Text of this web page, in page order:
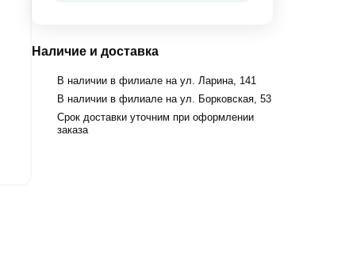
Наличие и доставка
В наличии в филиале на ул. Ларина, 141
В наличии в филиале на ул. Борковская, 53
Срок доставки уточним при оформлении
заказа